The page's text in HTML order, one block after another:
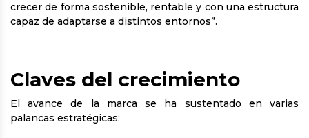
crecer de forma sostenible, rentable y con una estructura
capaz de adaptarse a distintos entornos”.
Claves del crecimiento
El avance de la marca se ha sustentado en varias
palancas estratégicas: